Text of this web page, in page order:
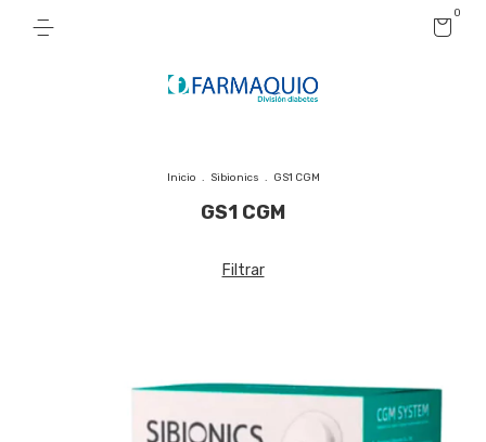
0
Inicio . Sibionics . GS1 CGM
GS1 CGM
Filtrar